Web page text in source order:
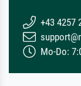
+43 4257
Mo-Do: